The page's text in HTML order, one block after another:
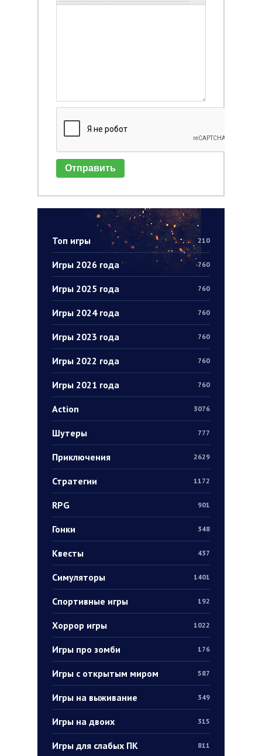
Топ игры 210
Игры 2026 года 760
Игры 2025 года 760
Игры 2024 года 760
Игры 2023 года 760
Игры 2022 года 760
Игры 2021 года 760
Action 3076
Шутеры 777
Приключения 2629
Стратегии 1172
RPG 901
Гонки 348
Квесты 437
Симуляторы 1401
Спортивные игры 192
Хоррор игры 1022
Игры про зомби 176
Игры с открытым миром 587
Игры на выживание 349
Игры на двоих 315
Игры для слабых ПК 811
Отправить